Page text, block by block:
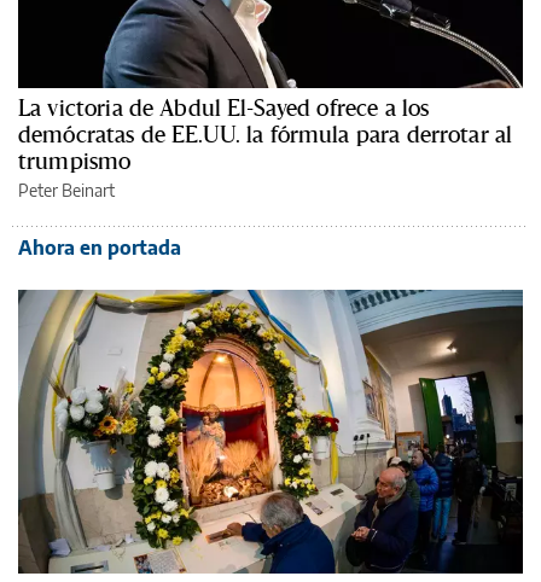
La victoria de Abdul El-Sayed ofrece a los
demócratas de EE.UU. la fórmula para derrotar al
trumpismo
Peter Beinart
Ahora en portada